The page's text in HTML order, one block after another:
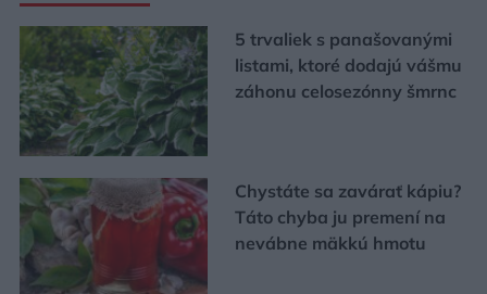
5 trvaliek s panašovanými
listami, ktoré dodajú vášmu
záhonu celosezónny šmrnc
Chystáte sa zavárať kápiu?
Táto chyba ju premení na
nevábne mäkkú hmotu